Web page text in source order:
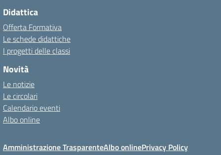
Didattica
Offerta Formativa
Le schede didattiche
I progetti delle classi
Novità
Le notizie
Le circolari
Calendario eventi
Albo online
Amministrazione TrasparenteAlbo onlinePrivacy Policy